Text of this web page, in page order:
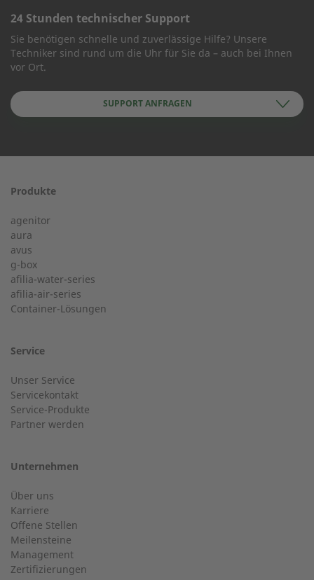
KONTAKT AUFNEHMEN
Wie können wir Ihnen helfen?
Postleitzahl
Nachname
Ort
E-Mail
24 Stunden technischer Support
Sie benötigen schnelle und zuverlässige Hilfe? Unsere
Techniker sind rund um die Uhr für Sie da – auch bei Ihnen
vor Ort.
SUPPORT ANFRAGEN
Service Hotline für eine Installation ab 50 kW.
24-h-Service bis 50 kW
Service Hotline für eine Installation bis 50 kW (g-box 20
und g-box 50).
+49 (0) 2568 9347-2707
Kundenservice
Haben Sie allgemeine Fragen?
+49 (0) 2568 9347-0
Produkte
agenitor
aura
avus
g-box
afilia-water-series
afilia-air-series
Container-Lösungen
Service
Unser Service
Servicekontakt
Service-Produkte
Partner werden
Unternehmen
Über uns
Karriere
Offene Stellen
Meilensteine
Management
Zertifizierungen